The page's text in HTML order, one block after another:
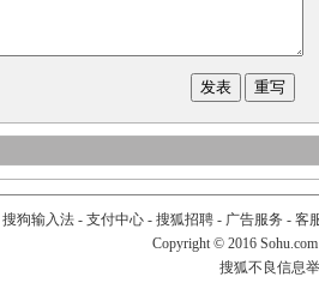
搜狗输入法- 支付中心- 搜狐招聘- 广告服务 - 客
Copyright © 2016
搜狐不良信息